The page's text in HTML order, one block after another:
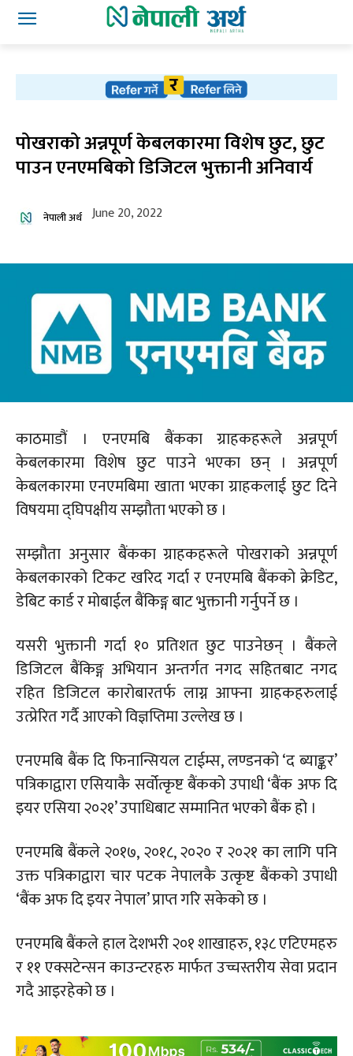
पोखराको अन्नपूर्ण केबलकारमा विशेष छुट, छुट
पाउन एनएमबिको डिजिटल भुक्तानी अनिवार्य
नेपाली अर्थ June 20, 2022
काठमाडौं । एनएमबि बैंकका ग्राहकहरूले अन्नपूर्ण
केबलकारमा विशेष छुट पाउने भएका छन् । अन्नपूर्ण
केबलकारमा एनएमबिमा खाता भएका ग्राहकलाई छुट दिने
विषयमा द्घिपक्षीय सम्झौता भएको छ ।
सम्झौता अनुसार बैंकका ग्राहकहरूले पोखराको अन्नपूर्ण
केबलकारको टिकट खरिद गर्दा र एनएमबि बैंकको क्रेडिट,
डेबिट कार्ड र मोबाईल बैंकिङ्ग बाट भुक्तानी गर्नुपर्ने छ ।
यसरी भुक्तानी गर्दा १० प्रतिशत छुट पाउनेछन् । बैंकले
डिजिटल बैंकिङ्ग अभियान अन्तर्गत नगद सहितबाट नगद
रहित डिजिटल कारोबारतर्फ लाग्न आफ्ना ग्राहकहरुलाई
उत्प्रेरित गर्दै आएको विज्ञप्तिमा उल्लेख छ ।
एनएमबि बैंक दि फिनान्सियल टाईम्स, लण्डनको ‘द ब्याङ्कर’
पत्रिकाद्वारा एसियाकै सर्वोत्कृष्ट बैंकको उपाधी ‘बैंक अफ दि
इयर एसिया २०२१’ उपाधिबाट सम्मानित भएको बैंक हो ।
एनएमबि बैंकले २०१७, २०१८, २०२० र २०२१ का लागि पनि
उक्त पत्रिकाद्वारा चार पटक नेपालकै उत्कृष्ट बैंकको उपाधी
‘बैंक अफ दि इयर नेपाल’ प्राप्त गरि सकेको छ ।
एनएमबि बैंकले हाल देशभरी २०१ शाखाहरु, १३८ एटिएमहरु
र ११ एक्सटेन्सन काउन्टरहरु मार्फत उच्चस्तरीय सेवा प्रदान
गदै आइरहेको छ ।